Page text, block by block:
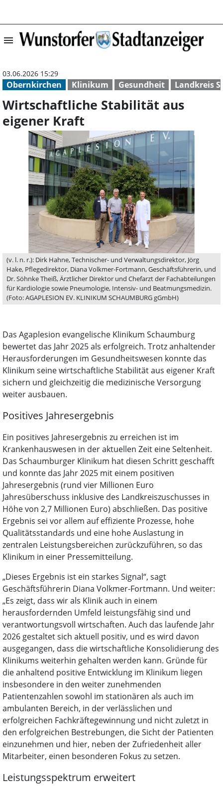
menu Wirtschaftliche
Obernkirchen Klinikum Gesundheit Landkreis
03.06.2026 15:29
Wirtschaftliche Stabilität aus
eigener Kraft
(v. l. n. r.): Dirk Hahne, Technischer- und Verwaltungsdirektor, Jörg
Hake, Pflegedirektor, Diana Volkmer-Fortmann, Geschäftsführerin, und
Dr. Söhnke Theiß, Ärztlicher Direktor und Chefarzt der Fachabteilungen
für Kardiologie sowie Pneumologie, Intensiv- und Beatmungsmedizin.
(Foto: AGAPLESION EV. KLINIKUM SCHAUMBURG gGmbH)
Das Agaplesion evangelische Klinikum Schaumburg
bewertet das Jahr 2025 als erfolgreich. Trotz anhaltender
Herausforderungen im Gesundheitswesen konnte das
Klinikum seine wirtschaftliche Stabilität aus eigener Kraft
sichern und gleichzeitig die medizinische Versorgung
weiter ausbauen.
Positives Jahresergebnis
Ein positives Jahresergebnis zu erreichen ist im
Krankenhauswesen in der aktuellen Zeit eine Seltenheit.
Das Schaumburger Klinikum hat diesen Schritt geschafft
und konnte das Jahr 2025 mit einem positiven
Jahresergebnis (rund vier Millionen Euro
Jahresüberschuss inklusive des Landkreiszuschusses in
Höhe von 2,7 Millionen Euro) abschließen. Das positive
Ergebnis sei vor allem auf effiziente Prozesse, hohe
Qualitätsstandards und eine hohe Auslastung in
zentralen Leistungsbereichen zurückzuführen, so das
Klinikum in einer Pressemitteilung.
„Dieses Ergebnis ist ein starkes Signal“, sagt
Geschäftsführerin Diana Volkmer-Fortmann. Und weiter:
„Es zeigt, dass wir als Klinik auch in einem
herausfordernden Umfeld leistungsfähig sind und
verantwortungsvoll wirtschaften. Auch das laufende Jahr
2026 gestaltet sich aktuell positiv, und es wird davon
ausgegangen, dass die wirtschaftliche Konsolidierung des
Klinikums weiterhin gehalten werden kann. Gründe für
die anhaltend positive Entwicklung im Klinikum liegen
insbesondere in den weiter zunehmenden
Patientenzahlen sowohl im stationären als auch im
ambulanten Bereich, in der verlässlichen und
erfolgreichen Fachkräftegewinnung und nicht zuletzt in
den erfolgreichen Bestrebungen, die Sicht der Patienten
einzunehmen und hier, neben der Zufriedenheit aller
Mitarbeiter, einen besonderen Fokus zu setzen.
Leistungsspektrum erweitert